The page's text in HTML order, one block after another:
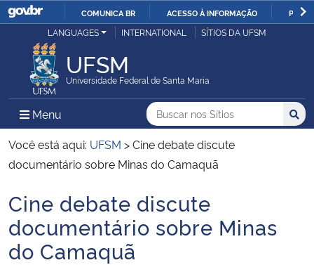
IR
COMUNICA BR ACESSO À INFORMAÇÃO
Ministério da Justiça e Segurança Pública
Ministério da Defesa
Ministério das Relações Exteriores
Ministério da Infraestrutura
Ministério da Agricultura, Pecuária e Abastecimento
LANGUAGES INTERNATIONAL SÍTIOS DA UFSM
UFSM
Universidade Federal de Santa Maria
Menu Menu Principal do Sítio
Busca
Buscar no nos Sítios
Busca:
Você está aqui: UFSM >Cine debate discute
documentário sobre Minas do Camaquã
Início do conteúdo
Cine debate discute
documentário sobre Minas
do Camaquã